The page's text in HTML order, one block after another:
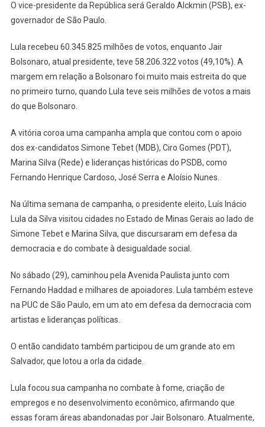
O vice-presidente da República será Geraldo Alckmin (PSB), ex-
governador de São Paulo.
Lula recebeu 60.345.825 milhões de votos, enquanto Jair
Bolsonaro, atual presidente, teve 58.206.322 votos (49,10%). A
margem em relação a Bolsonaro foi muito mais estreita do que
no primeiro turno, quando Lula teve seis milhões de votos a mais
do que Bolsonaro.
A vitória coroa uma campanha ampla que contou com o apoio
dos ex-candidatos Simone Tebet (MDB), Ciro Gomes (PDT),
Marina Silva (Rede) e lideranças históricas do PSDB, como
Fernando Henrique Cardoso, José Serra e Aloísio Nunes.
Na última semana de campanha, o presidente eleito, Luís Inácio
Lula da Silva visitou cidades no Estado de Minas Gerais ao lado de
Simone Tebet e Marina Silva, que discursaram em defesa da
democracia e do combate à desigualdade social.
No sábado (29), caminhou pela Avenida Paulista junto com
Fernando Haddad e milhares de apoiadores. Lula também esteve
na PUC de São Paulo, em um ato em defesa da democracia com
artistas e lideranças políticas.
O então candidato também participou de um grande ato em
Salvador, que lotou a orla da cidade.
Lula focou sua campanha no combate à fome, criação de
empregos e no desenvolvimento econômico, afirmando que
essas foram áreas abandonadas por Jair Bolsonaro. Atualmente,